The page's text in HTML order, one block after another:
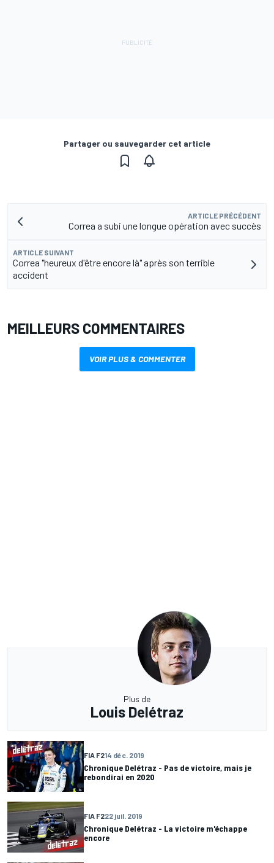
Partager ou sauvegarder cet article
ARTICLE PRÉCÉDENT
Correa a subi une longue opération avec succès
ARTICLE SUIVANT
Correa "heureux d'être encore là" après son terrible
accident
MEILLEURS COMMENTAIRES
VOIR PLUS & COMMENTER
Plus de
Louis Delétraz
FIA F214 déc. 2019
Chronique Delétraz - Pas de victoire, mais je
rebondirai en 2020
FIA F222 juil. 2019
Chronique Delétraz - La victoire m'échappe
encore